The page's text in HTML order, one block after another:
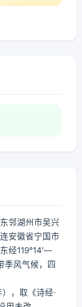
邻湖州市吴兴
安徽省宁国市
经119°14′—
季风气候，四
，取《诗经·